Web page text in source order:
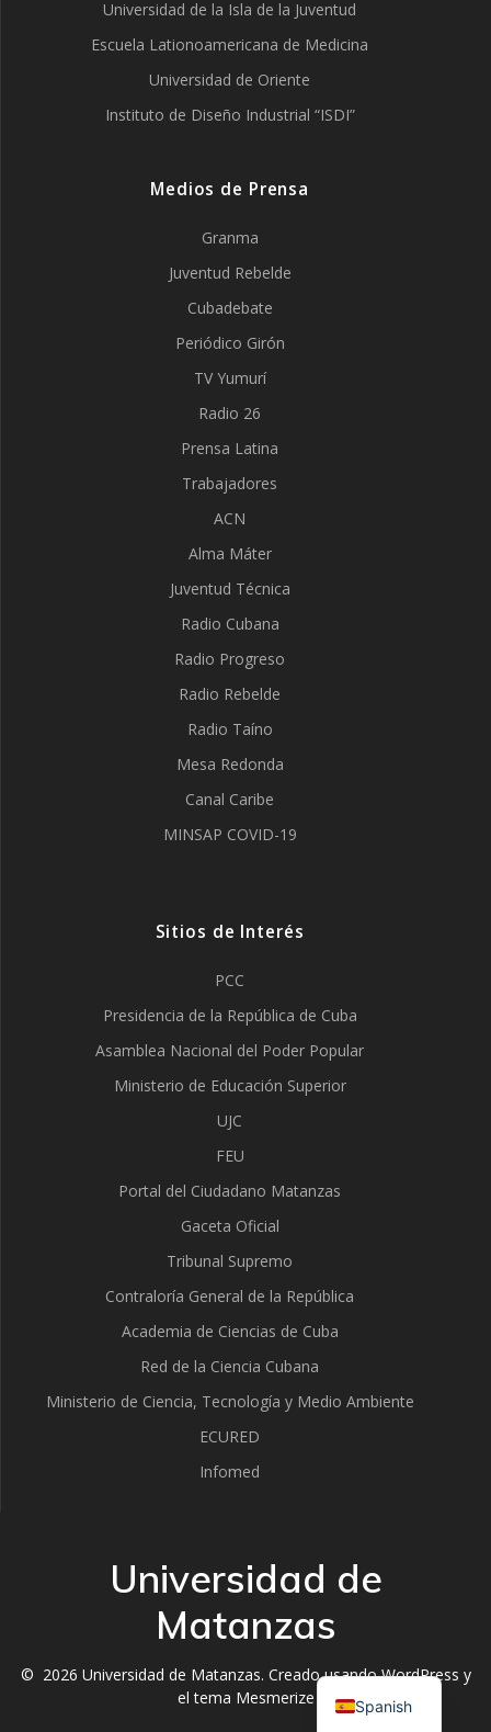
Universidad de la Isla de la Juventud
Escuela Lationoamericana de Medicina
Universidad de Oriente
Instituto de Diseño Industrial “ISDI”
Medios de Prensa
Granma
Juventud Rebelde
Cubadebate
Periódico Girón
TV Yumurí
Radio 26
Prensa Latina
Trabajadores
ACN
Alma Máter
Juventud Técnica
Radio Cubana
Radio Progreso
Radio Rebelde
Radio Taíno
Mesa Redonda
Canal Caribe
MINSAP COVID-19
Sitios de Interés
PCC
Presidencia de la República de Cuba
Asamblea Nacional del Poder Popular
Ministerio de Educación Superior
UJC
FEU
Portal del Ciudadano Matanzas
Gaceta Oficial
Tribunal Supremo
Contraloría General de la República
Academia de Ciencias de Cuba
Red de la Ciencia Cubana
Ministerio de Ciencia, Tecnología y Medio Ambiente
ECURED
Infomed
Universidad de
Matanzas
© 2026 Universidad de Matanzas. Creado usando WordPress y
eltema Mesmerize Spanish
English